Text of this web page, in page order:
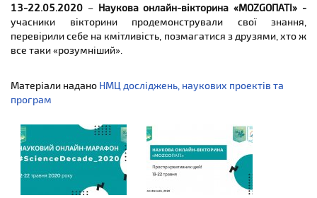
13-22.05.2020 – Наукова онлайн-вікторина «MOZGOПАТІ» -
учасники вікторини продемонстрували свої знання,
перевірили себе на кмітливість, позмагатися з друзями, хто ж
все таки «розумніший».
Матеріали надано НМЦ досліджень, наукових проектів та
програм